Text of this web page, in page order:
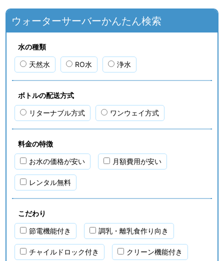
ウォーターサーバーかんたん検索
水の種類
天然水 RO水 浄水
ボトルの配送方式
リターナブル方式 ワンウェイ方式
料金の特徴
お水の価格が安い 月額費用が安い
レンタル無料
こだわり
節電機能付き 調乳・離乳食作り向き
チャイルドロック付き クリーン機能付き